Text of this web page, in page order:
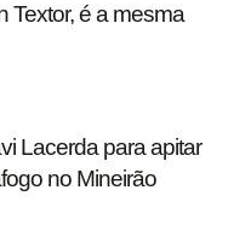
Textor, é a mesma
Lacerda para apitar
no Mineirão